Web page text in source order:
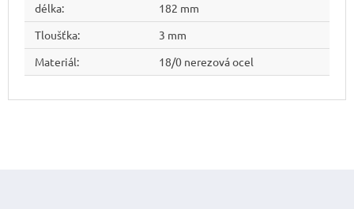
délka:
182 mm
Tloušťka:
3 mm
Materiál: 18/0 nerezová ocel